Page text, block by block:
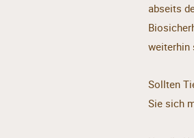
abseits
weiterhin
Sollten
Sie sich